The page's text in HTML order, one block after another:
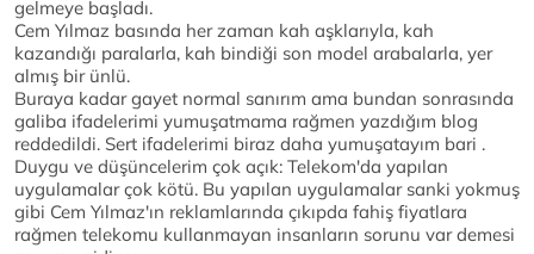
gelmeye başladı.
Cem Yılmaz basında her zaman kah aşklarıyla, kah
kazandığı paralarla, kah bindiği son model arabalarla, yer
almış bir ünlü.
Buraya kadar gayet normal sanırım ama bundan sonrasında
galiba ifadelerimi yumuşatmama rağmen yazdığım blog
reddedildi. Sert ifadelerimi biraz daha yumuşatayım bari .
Duygu ve düşüncelerim çok açık: Telekom'da yapılan
uygulamalar çok kötü. Bu yapılan uygulamalar sanki yokmuş
gibi Cem Yılmaz'ın reklamlarında çıkıpda fahiş fiyatlara
rağmen telekomu kullanmayan insanların sorunu var demesi